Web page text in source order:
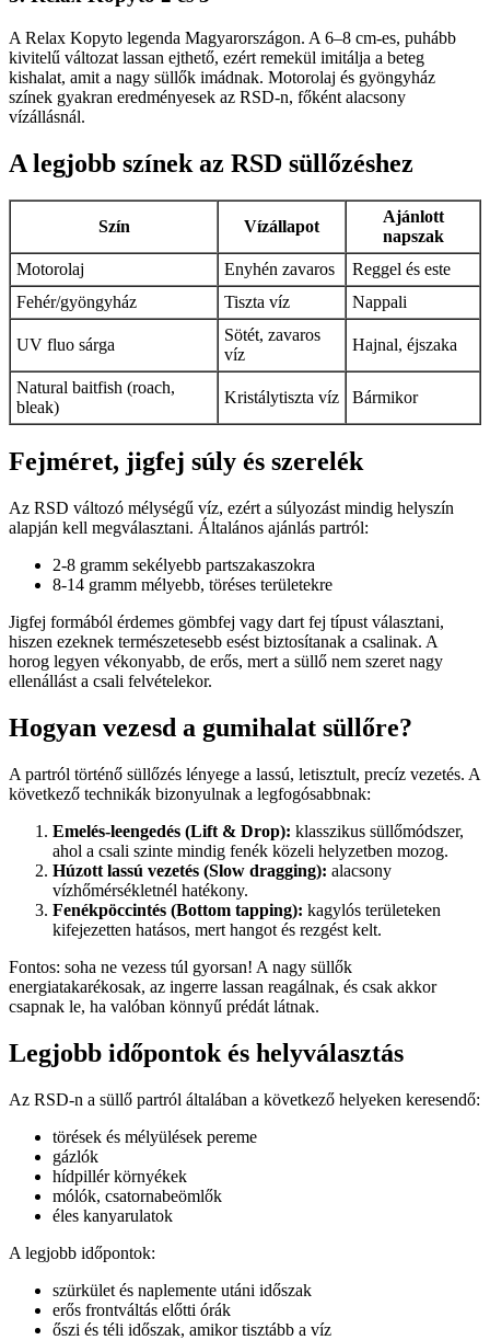
A Relax Kopyto legenda Magyarországon. A 6–8 cm-es, puhább
kivitelű változat lassan ejthető, ezért remekül imitálja a beteg
kishalat, amit a nagy süllők imádnak. Motorolaj és gyöngyház
színek gyakran eredményesek az RSD-n, főként alacsony
vízállásnál.
A legjobb színek az RSD süllőzéshez
Szín Vízállapot
Ajánlott
napszak
Motorolaj
Enyhén zavaros
Reggel és este
Fehér/gyöngyház
Tiszta víz Nappali
UV fluo sárga
Sötét, zavaros
víz
Hajnal, éjszaka
Natural baitfish (roach,
bleak)
Kristálytiszta víz Bármikor
Fejméret, jigfej súly és szerelék
Az RSD változó mélységű víz, ezért a súlyozást mindig helyszín
alapján kell megválasztani. Általános ajánlás partról:
2-8 gramm sekélyebb partszakaszokra
8-14 gramm mélyebb, töréses területekre
Jigfej formából érdemes gömbfej vagy dart fej típust választani,
hiszen ezeknek természetesebb esést biztosítanak a csalinak. A
horog legyen vékonyabb, de erős, mert a süllő nem szeret nagy
ellenállást a csali felvételekor.
Hogyan vezesd a gumihalat süllőre?
A partról történő süllőzés lényege a lassú, letisztult, precíz vezetés. A
következő technikák bizonyulnak a legfogósabbnak:
Emelés-leengedés (Lift & Drop): klasszikus süllőmódszer,
ahol a csali szinte mindig fenék közeli helyzetben mozog.
Húzott lassú vezetés (Slow dragging): alacsony
vízhőmérsékletnél hatékony.
Fenékpöccintés (Bottom tapping): kagylós területeken
kifejezetten hatásos, mert hangot és rezgést kelt.
Fontos: soha ne vezess túl gyorsan! A nagy süllők
energiatakarékosak, az ingerre lassan reagálnak, és csak akkor
csapnak le, ha valóban könnyű prédát látnak.
Legjobb időpontok és helyválasztás
Az RSD-n a süllő partról általában a következő helyeken keresendő:
törések és mélyülések pereme
gázlók
hídpillér környékek
mólók, csatornabeömlők
éles kanyarulatok
A legjobb időpontok:
szürkület és naplemente utáni időszak
erős frontváltás előtti órák
őszi és téli időszak, amikor tisztább a víz